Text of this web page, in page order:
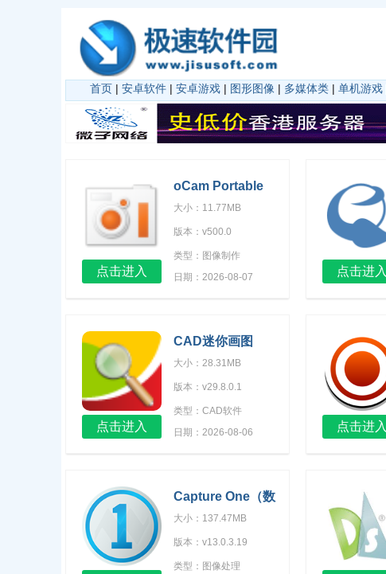
首页 | 安卓软件 | 安卓游戏 | 图形图像 | 多媒体类 | 单机游戏
oCam Portable
大小：11.77MB
版本：v500.0
类型：图像制作
日期：2026-08-07
点击进入 点击进入
CAD迷你画图
2019R8
大小：28.31MB
版本：v29.8.0.1
类型：CAD软件
日期：2026-08-06
点击进入 点击进入
Capture One（数
字成像编辑软件）
大小：137.47MB
版本：v13.0.3.19
类型：图像处理